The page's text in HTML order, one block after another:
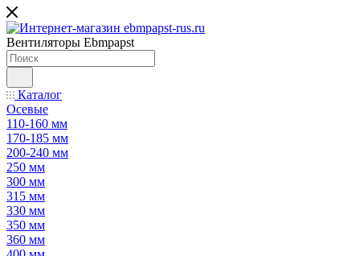
Вентиляторы Ebmpapst
Каталог
Осевые
110-160 мм
170-185 мм
200-240 мм
250 мм
300 мм
315 мм
330 мм
350 мм
360 мм